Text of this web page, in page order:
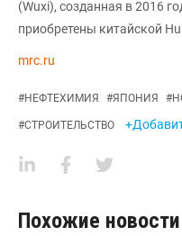
(Wuxi), созданная в 2016
приобретены китайской
mrc.ru
#НЕФТЕХИМИЯ #ЯПОНИЯ #
#СТРОИТЕЛЬСТВО
Похожие новости